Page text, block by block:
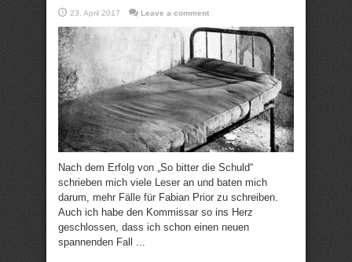
23. April 2017 Leave a comment
Nach dem Erfolg von „So bitter die Schuld“
schrieben mich viele Leser an und baten mich
darum, mehr Fälle für Fabian Prior zu schreiben.
Auch ich habe den Kommissar so ins Herz
geschlossen, dass ich schon einen neuen
spannenden Fall ...